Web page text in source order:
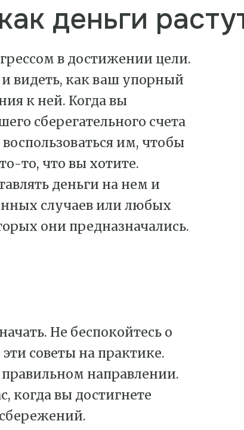
деньги
в достижении цели.
видеть, как ваш упорный
к ней. Когда вы
сберегательного счета
им, чтобы
то, что вы хотите.
деньги на нем и
случаев или любых
они предназначались.
Не беспокойтесь о
советы на практике.
направлении.
когда вы достигнете